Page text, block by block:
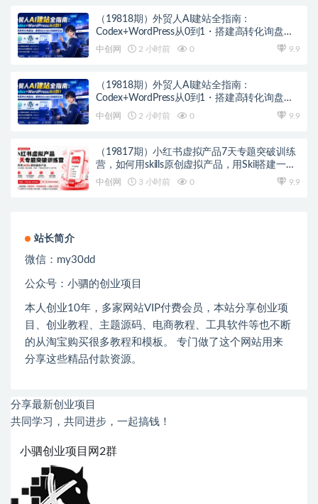
（19818期）外贸人AI建站全指南：
Codex+WordPress从0到1・搭建高转化询盘
站・解锁SEO/GEO流量新玩法-更新
中创网 2 小时前 0 9.9
（19818期）外贸人AI建站全指南：
Codex+WordPress从0到1・搭建高转化询盘
站・解锁SEO/GEO流量新玩法-更新
中创网 2 小时前 0 9.9
（19817期）小红书虚拟产品7天专题突破训练
营，如何用skills原创虚拟产品，用Skil搭建一套
从选题、内容、产品到交付的个人生产线
中创网 3 小时前 0 9.9
站长简介
微信： my30dd
公众号：小驷的创业项目
本人创业10年，多家网站VIP付费会员，本站分享创业项
目、创业教程、主题源码、电商教程、工具软件等也不断
的从淘宝购买很多教程和模板。 专门做了这个网站用来
分享这些精品付款资源。
分享最新创业项目
共同学习，共同进步，一起搞钱！
小驷创业项目网2群